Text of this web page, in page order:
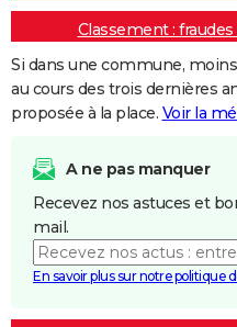
Classement :
Si dans une commune,
au cours des trois dernières
proposée à la place. Voir la
A ne pas manquer
Recevez nos astuces et
mail.
En savoir plus sur notre politique